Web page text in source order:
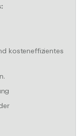
an den
von speziellen
kosteneffizientes
alle erforderlichen